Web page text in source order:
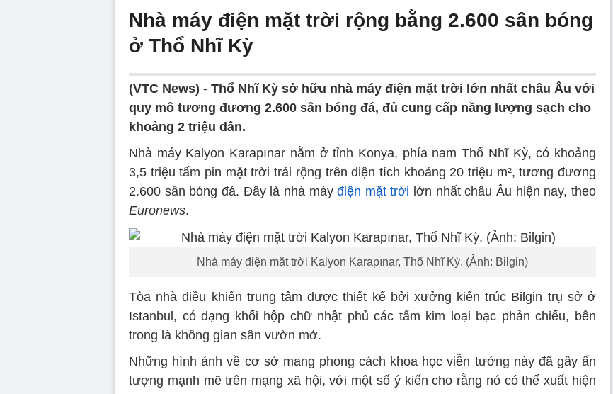
Nhà máy điện mặt trời rộng bằng 2.600 sân bóng
ở Thổ Nhĩ Kỳ
(VTC News) - Thổ Nhĩ Kỳ sở hữu nhà máy điện mặt trời lớn nhất châu Âu với
quy mô tương đương 2.600 sân bóng đá, đủ cung cấp năng lượng sạch cho
khoảng 2 triệu dân.
Nhà máy Kalyon Karapınar nằm ở tỉnh Konya, phía nam Thổ Nhĩ Kỳ, có khoảng
3,5 triệu tấm pin mặt trời trải rộng trên diện tích khoảng 20 triệu m², tương đương
2.600 sân bóng đá. Đây là nhà máyđiện mặt trời lớn nhất châu Âu hiện nay, theo
Euronews.
Nhà máy điện mặt trời Kalyon Karapınar, Thổ Nhĩ Kỳ. (Ảnh: Bilgin)
Tòa nhà điều khiển trung tâm được thiết kể bởi xưởng kiến trúc Bilgin trụ sở ở
Istanbul, có dạng khối hộp chữ nhật phủ các tấm kim loại bạc phản chiếu, bên
trong là không gian sân vườn mở.
Những hình ảnh về cơ sở mang phong cách khoa học viễn tưởng này đã gây ấn
tượng mạnh mẽ trên mạng xã hội, với một số ý kiến cho rằng nó có thể xuất hiện